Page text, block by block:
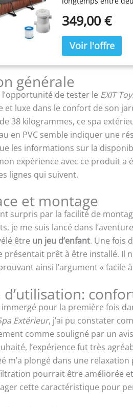
maintiennent la
300 gal/h avec 1
l’installation et
FORMAT COMPACT
90 % de
sans encombrer le
ACHAT
pièces détachées
349,00 €
générale
l’opportunité de tester le EXIT
luxe dans le confort de son
38 kilogrammes, ce spa
en PVC semble indiquer une
les informations sur la
expérience avec ce produit a
lignes qui suivent.
et montage
surpris par la facilité de
je me suis lancé dans
être un jeu d’enfant. Une fois
présentait prêt à être installé. Il
ainsi l’argument « facile
d’utilisation:
pour la première fois
Extérieur, j’ai pu constater
comme souligné par un
l’expérience fut très
m’a plongé dans une
pourrait être améliorée
cette caractéristique pour